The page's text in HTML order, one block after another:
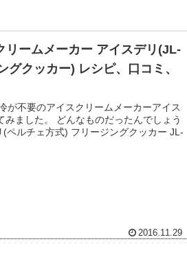
リームメーカー アイスデリ(JL-
グクッカー) レシピ、口コミ、
が不要のアイスクリームメーカーアイス
だったんでしょう
ペルチェ方式) フリージングクッカー JL-
2016.11.29